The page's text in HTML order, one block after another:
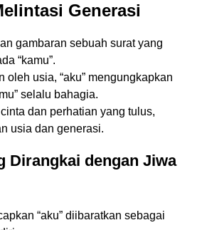
Generasi
gambaran sebuah surat yang
“kamu”.
oleh usia, “aku” mengungkapkan
selalu bahagia.
dan perhatian yang tulus,
usia dan generasi.
Dirangkai dengan Jiwa
“aku” diibaratkan sebagai